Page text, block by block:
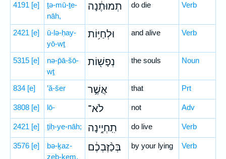
4191 [e]
ṯə-mū-ṯe-
nāh,
תְמוּתֶ֔נָה do die Verb
2421 [e]
ū-lə-ḥay-
yō-wṯ
וּלְחַיּ֥וֹת and alive Verb
5315 [e]
nə-p̄ā-šō-
wṯ
נְפָשׁ֖וֹת the souls Noun
834 [e] ’ă-šer אֲשֶׁ֣ר that Prt
3808 [e] lō- לֹא־ not Adv
2421 [e] ṯiḥ-ye-nāh; תִֽחְיֶ֑ינָה do live Verb
3576 [e]
bə-ḵaz-
zeḇ-ḵem,
בְּכַ֨זֶּבְכֶ֔ם by your lying Verb